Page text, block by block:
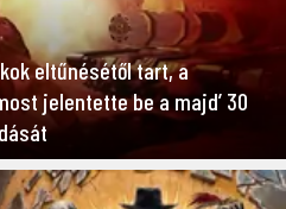
eltűnésétől tart, a
jelentette be a majd’ 30